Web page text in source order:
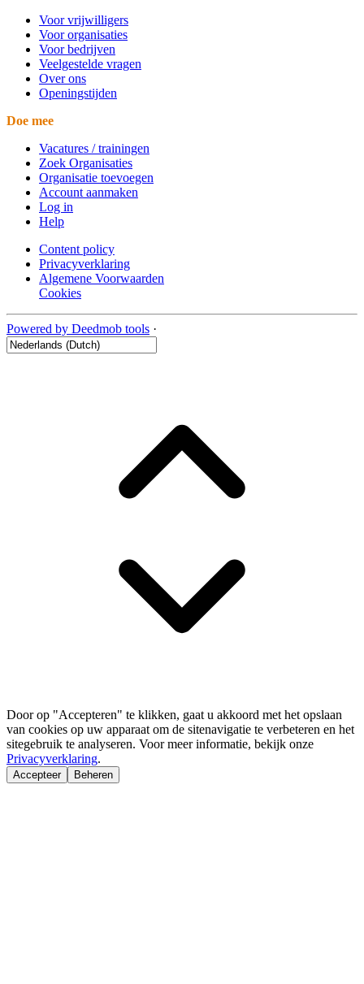
Voor vrijwilligers
Voor organisaties
Voor bedrijven
Veelgestelde vragen
Over ons
Openingstijden
Doe mee
Vacatures / trainingen
Zoek Organisaties
Organisatie toevoegen
Account aanmaken
Log in
Help
Content policy
Privacyverklaring
Algemene Voorwaarden
Cookies
Powered by Deedmob tools ·
Door op "Accepteren" te klikken, gaat u akkoord met het opslaan
van cookies op uw apparaat om de sitenavigatie te verbeteren en het
sitegebruik te analyseren. Voor meer informatie, bekijk onze
Privacyverklaring.
Accepteer Beheren